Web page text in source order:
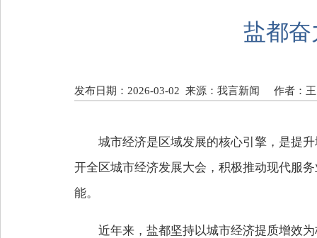
盐都
发布日期：2026-03-02 来源：我言新闻 作者：
城市经济是区域发展的核心引擎，是提
开全区城市经济发展大会，积极推动现代服
能。
近年来，盐都坚持以城市经济提质增效